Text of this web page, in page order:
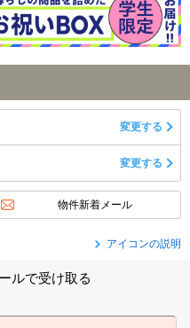
変更する
変更する
物件新着メール
アイコンの説明
ルで受け取る